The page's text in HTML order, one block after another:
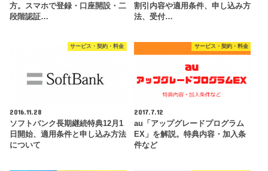
方。スマホで登録・口座開設・二
段階認証…
割引内容や適用条件、申し込み方
法、受付…
サービス・契約・料金
2016.11.28
ソフトバンク長期継続特典12月1
日開始、適用条件と申し込み方法
について
サービス・契約・料金
2017.7.12
au「アップグレードプログラム
EX」を解説。特典内容・加入条
件など